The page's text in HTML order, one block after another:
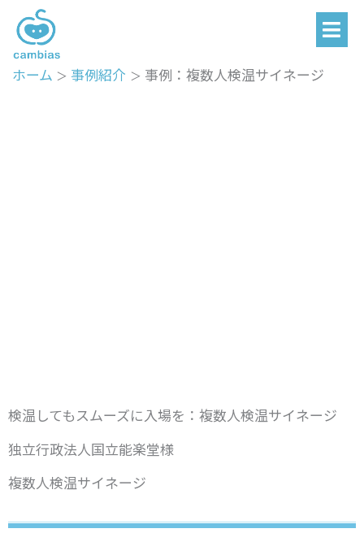
メ
ニ
ュ
ー
ホーム 事例紹介 事例：複数人検温サイネージ
検温してもスムーズに入場を：複数人検温サイネージ
独立行政法人国立能楽堂様
複数人検温サイネージ